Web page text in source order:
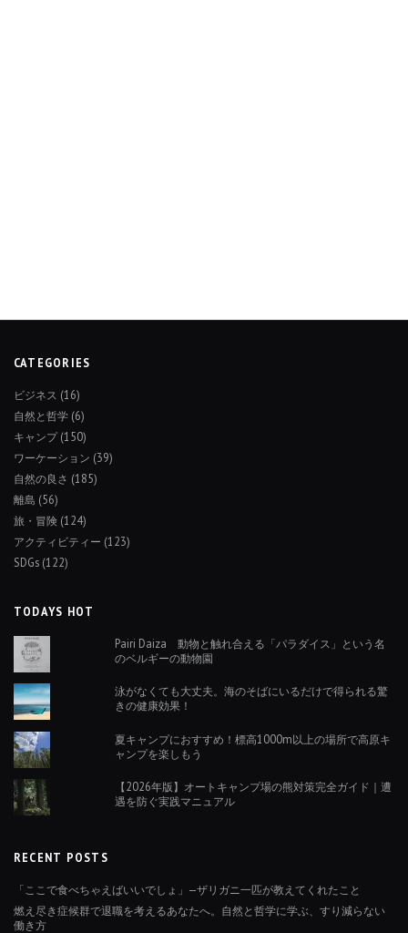
CATEGORIES
ビジネス (16)
自然と哲学 (6)
キャンプ(150)
ワーケーション (39)
自然の良さ (185)
離島 (56)
旅・冒険 (124)
アクティビティー (123)
SDGs (122)
TODAYS HOT
Pairi Daiza 動物と触れ合える「パラダイス」という名
のベルギーの動物園
泳がなくても大丈夫。海のそばにいるだけで得られる驚
きの健康効果！
夏キャンプにおすすめ！標高1000m以上の場所で高原キ
ャンプを楽しもう
【2026年版】オートキャンプ場の熊対策完全ガイド｜遭
遇を防ぐ実践マニュアル
RECENT POSTS
「ここで食べちゃえばいいでしょ」—ザリガニ一匹が教えてくれたこと
燃え尽き症候群で退職を考えるあなたへ。自然と哲学に学ぶ、すり減らない
働き方